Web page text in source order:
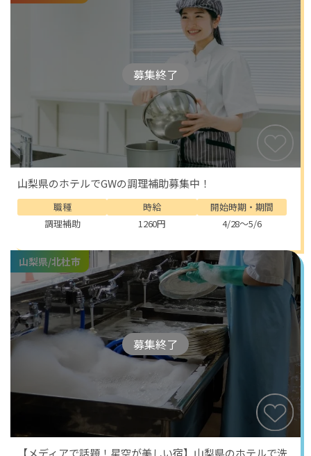
募集終了
山梨県のホテルでGWの調理補助募集中！
職種
調理補助
時給
1260円
開始時期・期間
4/28～5/6
募集終了
山梨県/北杜市
【メディアで話題！星空が美しい宿】山梨県のホテルで洗